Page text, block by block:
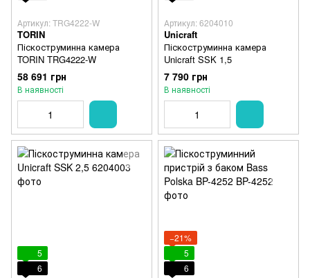
Артикул: TRG4222-W
TORIN
Піскоструминна камера
TORIN TRG4222-W
58 691 грн
В наявності
Артикул: 6204010
Unicraft
Піскоструминна камера
Unicraft SSK 1,5
7 790 грн
В наявності
5
6
−21%
5
6